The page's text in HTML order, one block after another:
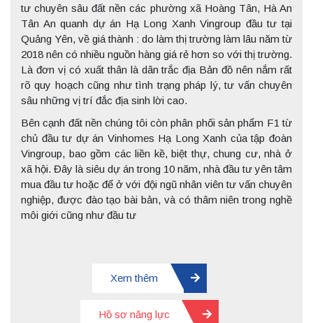
tư chuyên sâu đất nền các phường xã Hoàng Tân, Hà An
Tân An quanh dự án Hạ Long Xanh Vingroup đầu tư tại
Quảng Yên, về giá thành : do làm thị trường làm lâu năm từ
2018 nên có nhiều nguồn hàng giá rẻ hơn so với thị trường.
Là đơn vị có xuất thân là dân trắc địa Bản đồ nên nắm rất
rõ quy hoạch cũng như tình trạng pháp lý, tư vấn chuyên
sâu những vị trí đắc địa sinh lời cao.
Bên cạnh đất nền chúng tôi còn phân phối sản phẩm F1 từ
chủ đầu tư dự án Vinhomes Hạ Long Xanh của tập đoàn
Vingroup, bao gồm các liền kề, biệt thự, chung cư, nhà ở
xã hội. Đây là siêu dự án trong 10 năm, nhà đầu tư yên tâm
mua đầu tư hoặc để ở với đội ngũ nhân viên tư vấn chuyên
nghiệp, được đào tạo bài bản, và có thâm niên trong nghề
môi giới cũng như đầu tư
Xem thêm
Hồ sơ năng lực